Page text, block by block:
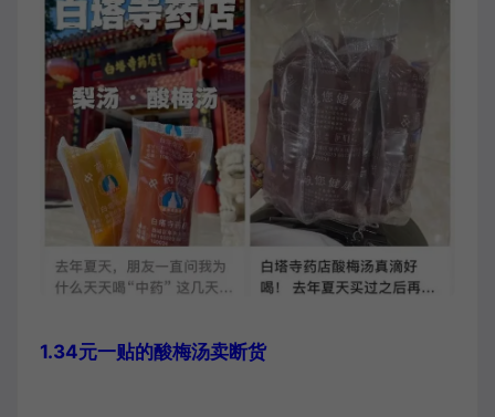
1.34元一贴的酸梅汤卖断货